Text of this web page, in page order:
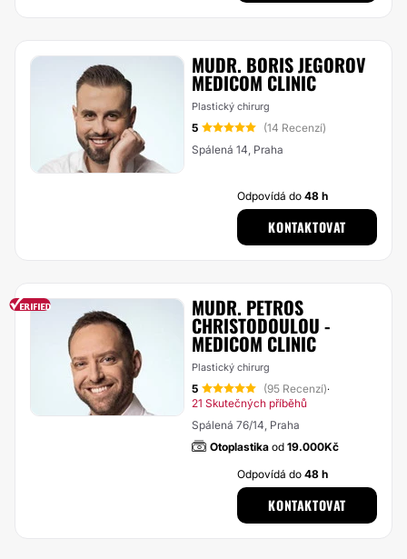
MUDR. BORIS JEGOROV
MEDICOM CLINIC
Plastický chirurg
5
(14 Recenzí)
Spálená 14, Praha
Odpovídá do48 h
KONTAKTOVAT
MUDR. PETROS
CHRISTODOULOU -
MEDICOM CLINIC
Plastický chirurg
5 (95 Recenzí)·
21 Skutečných příběhů
Spálená 76/14, Praha
Otoplastika od 19.000Kč
Odpovídá do48 h
KONTAKTOVAT